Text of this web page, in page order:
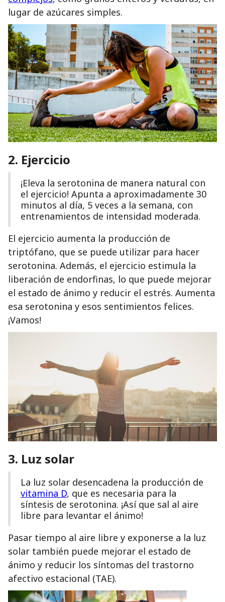
lugar de azúcares simples.
2. Ejercicio
¡Eleva la serotonina de manera natural con
el ejercicio! Apunta a aproximadamente 30
minutos al día, 5 veces a la semana, con
entrenamientos de intensidad moderada.
El ejercicio aumenta la producción de
triptófano, que se puede utilizar para hacer
serotonina. Además, el ejercicio estimula la
liberación de endorfinas, lo que puede mejorar
el estado de ánimo y reducir el estrés. Aumenta
esa serotonina y esos sentimientos felices.
¡Vamos!
3. Luz solar
La luz solar desencadena la producción de
vitamina D, que es necesaria para la
síntesis de serotonina. ¡Así que sal al aire
libre para levantar el ánimo!
Pasar tiempo al aire libre y exponerse a la luz
solar también puede mejorar el estado de
ánimo y reducir los síntomas del trastorno
afectivo estacional (TAE).